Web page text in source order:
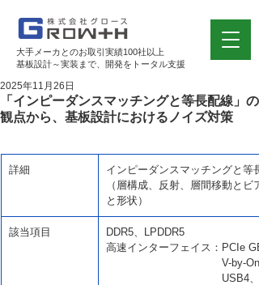
大手メーカとのお取引実績100社以上
基板設計～実装まで、開発をトータル支援
「インピーダンスマッチングと等長配線」の
観点から、基板設計におけるノイズ対策
2025年11月26日
詳細
インピーダンスマッチングと等
（層構成、反射、層間移動と
と形状）
該当項目
DDR5、LPDDR5
高速インターフェイス：PCIe
V-by-One HS
USB4、